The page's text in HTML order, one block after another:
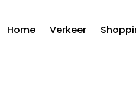
Home Verkeer